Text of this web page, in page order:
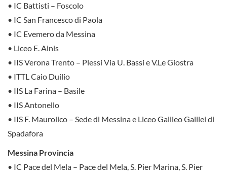
• IC Battisti – Foscolo
• IC San Francesco di Paola
• IC Evemero da Messina
• Liceo E. Ainis
• IIS Verona Trento – Plessi Via U. Bassi e V.Le Giostra
• ITTL Caio Duilio
• IIS La Farina – Basile
• IIS Antonello
• IIS F. Maurolico – Sede di Messina e Liceo Galileo Galilei di
Spadafora
Messina Provincia
• IC Pace del Mela – Pace del Mela, S. Pier Marina, S. Pier